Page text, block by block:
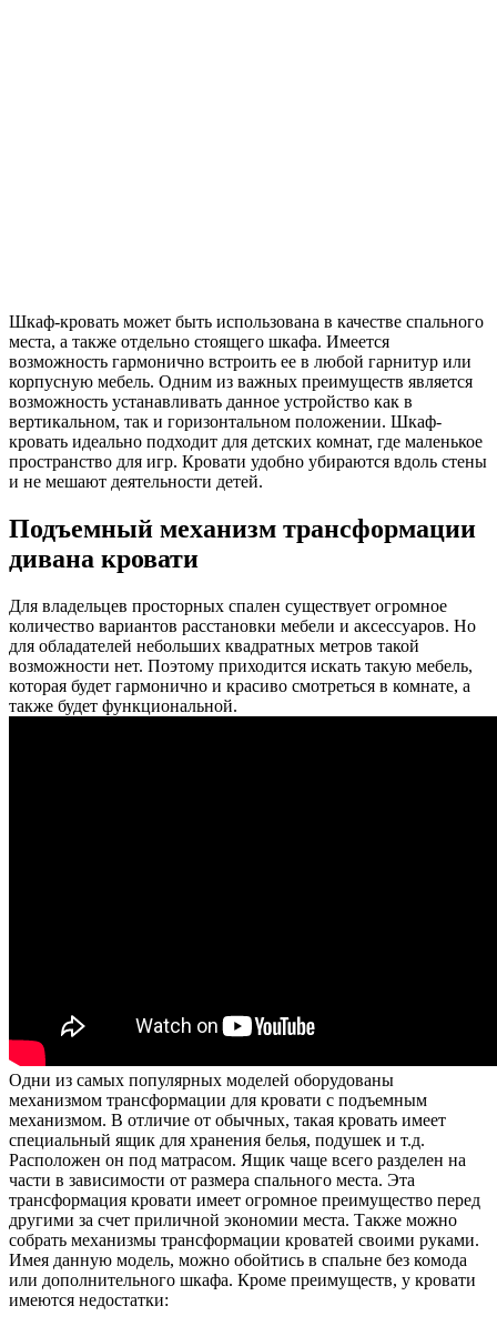
Шкаф-кровать может быть использована в качестве спального
места, а также отдельно стоящего шкафа. Имеется
возможность гармонично встроить ее в любой гарнитур или
корпусную мебель. Одним из важных преимуществ является
возможность устанавливать данное устройство как в
вертикальном, так и горизонтальном положении. Шкаф-
кровать идеально подходит для детских комнат, где маленькое
пространство для игр. Кровати удобно убираются вдоль стены
и не мешают деятельности детей.
Подъемный механизм трансформации
дивана кровати
Для владельцев просторных спален существует огромное
количество вариантов расстановки мебели и аксессуаров. Но
для обладателей небольших квадратных метров такой
возможности нет. Поэтому приходится искать такую мебель,
которая будет гармонично и красиво смотреться в комнате, а
также будет функциональной.
Одни из самых популярных моделей оборудованы
механизмом трансформации для кровати с подъемным
механизмом. В отличие от обычных, такая кровать имеет
специальный ящик для хранения белья, подушек и т.д.
Расположен он под матрасом. Ящик чаще всего разделен на
части в зависимости от размера спального места. Эта
трансформация кровати имеет огромное преимущество перед
другими за счет приличной экономии места. Также можно
собрать механизмы трансформации кроватей своими руками.
Имея данную модель, можно обойтись в спальне без комода
или дополнительного шкафа. Кроме преимуществ, у кровати
имеются недостатки: